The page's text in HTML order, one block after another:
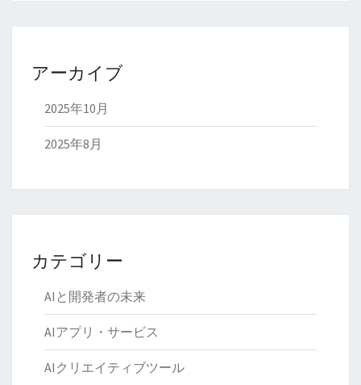
アーカイブ
2025年10月
2025年8月
カテゴリー
AIと開発者の未来
AIアプリ・サービス
AIクリエイティブツール